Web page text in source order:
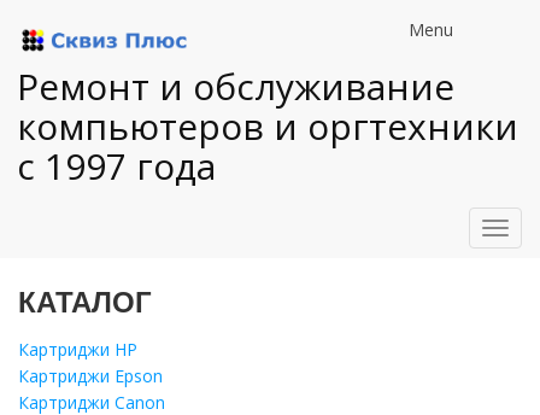
Ремонт и обслуживание
компьютеров и оргтехники
с 1997 года
Menu
КАТАЛОГ
Картриджи HP
Картриджи Epson
Картриджи Canon